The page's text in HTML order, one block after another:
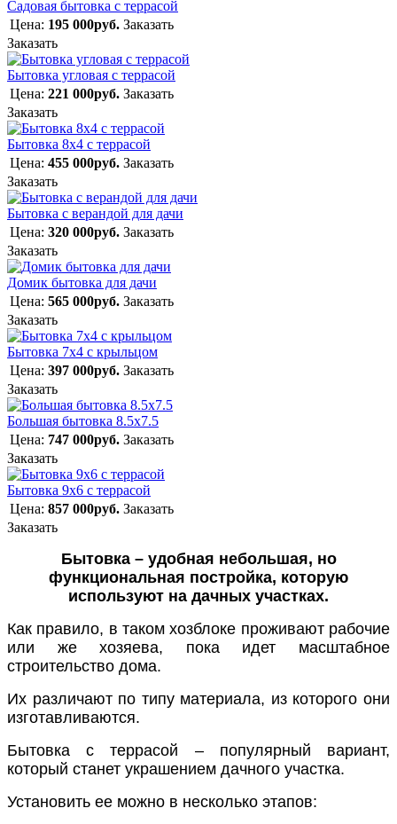
Садовая бытовка с террасой
Цена: 195 000руб. Заказать
Заказать
Бытовка угловая с террасой
Цена: 221 000руб. Заказать
Заказать
Бытовка 8х4 с террасой
Цена: 455 000руб. Заказать
Заказать
Бытовка с верандой для дачи
Цена: 320 000руб. Заказать
Заказать
Домик бытовка для дачи
Цена: 565 000руб. Заказать
Заказать
Бытовка 7х4 с крыльцом
Цена: 397 000руб. Заказать
Заказать
Большая бытовка 8.5х7.5
Цена: 747 000руб. Заказать
Заказать
Бытовка 9х6 с террасой
Цена: 857 000руб. Заказать
Заказать
Бытовка – удобная небольшая, но
функциональная постройка, которую
используют на дачных участках.
Как правило, в таком хозблоке проживают рабочие
или же хозяева, пока идет масштабное
строительство дома.
Их различают по типу материала, из которого они
изготавливаются.
Бытовка с террасой – популярный вариант,
который станет украшением дачного участка.
Установить ее можно в несколько этапов: